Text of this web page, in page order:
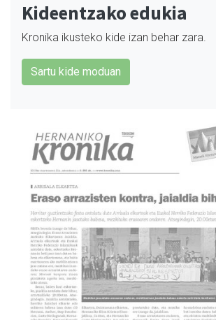
Kideentzako edukia
Kronika ikusteko kide izan behar zara.
Sartu kide moduan